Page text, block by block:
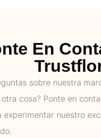
En
sobre nuestra
cosa? Ponte en
experimentar nuestro